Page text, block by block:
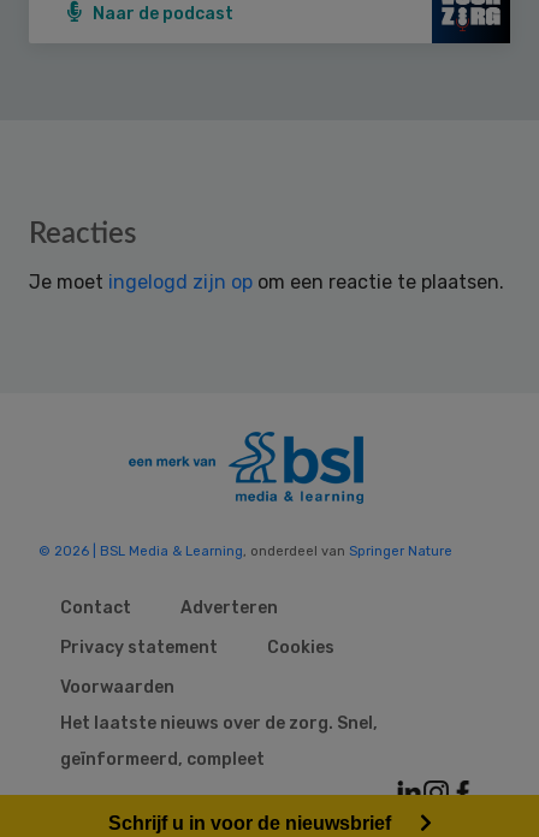
Naar de podcast
Reader
Reacties
Je moet ingelogd zijn op om een reactie te plaatsen.
© 2026 | BSL Media & Learning , onderdeel van Springer Nature
Contact
Adverteren
Privacy statement
Cookies
Voorwaarden
Het laatste nieuws over de zorg. Snel,
geïnformeerd, compleet
Schrijf u in voor de nieuwsbrief